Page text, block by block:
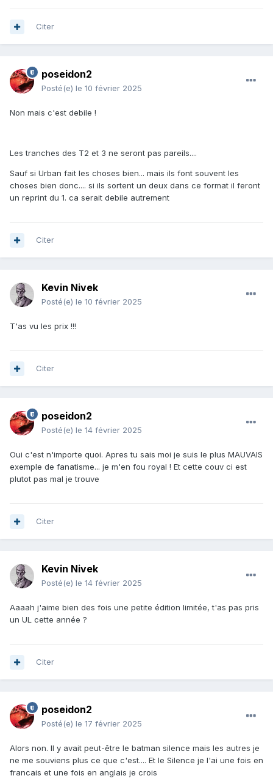
Citer
poseidon2
Posté(e) le 10 février 2025
Non mais c'est debile !
Les tranches des T2 et 3 ne seront pas pareils....
Sauf si Urban fait les choses bien... mais ils font souvent les
choses bien donc.... si ils sortent un deux dans ce format il feront
un reprint du 1. ca serait debile autrement
Citer
Kevin Nivek
Posté(e) le 10 février 2025
T'as vu les prix !!!
Citer
poseidon2
Posté(e) le 14 février 2025
Oui c'est n'importe quoi. Apres tu sais moi je suis le plus MAUVAIS
exemple de fanatisme... je m'en fou royal ! Et cette couv ci est
plutot pas mal je trouve
Citer
Kevin Nivek
Posté(e) le 14 février 2025
Aaaah j'aime bien des fois une petite édition limitée, t'as pas pris
un UL cette année ?
Citer
poseidon2
Posté(e) le 17 février 2025
Alors non. Il y avait peut-être le batman silence mais les autres je
ne me souviens plus ce que c'est.... Et le Silence je l'ai une fois en
francais et une fois en anglais je crois